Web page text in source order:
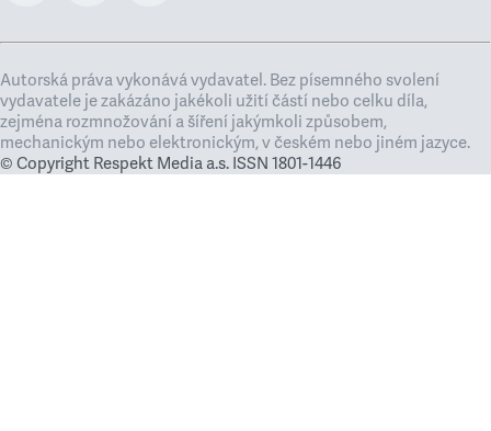
Autorská práva vykonává vydavatel. Bez písemného svolení
vydavatele je zakázáno jakékoli užití částí nebo celku díla,
zejména rozmnožování a šíření jakýmkoli způsobem,
mechanickým nebo elektronickým, v českém nebo jiném jazyce.
© Copyright Respekt Media a.s. ISSN 1801-1446